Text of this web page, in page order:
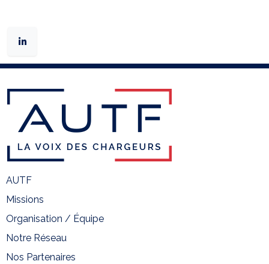
AUTF
Missions
Organisation / Équipe
Notre Réseau
Nos Partenaires